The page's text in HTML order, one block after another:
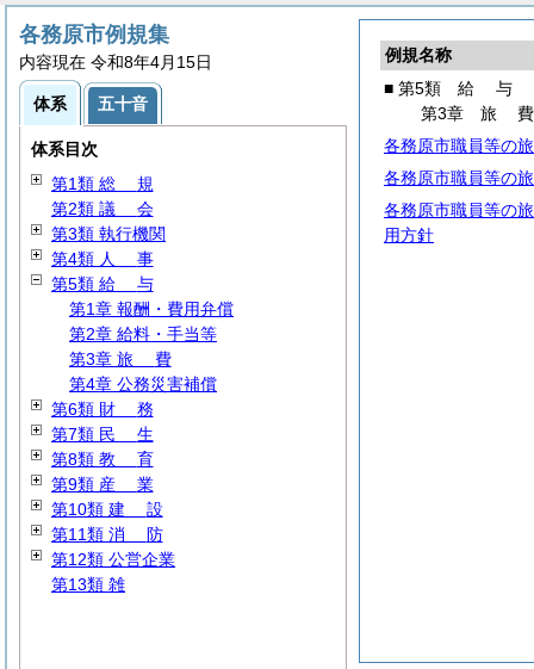
例規名称
■ 第5類 給 与
第3章 旅費
各務原市職員等の
各務原市職員等の
各務原市職員等の
用方針
各務原市例規集
内容現在 令和8年4月15日
体系 五十音
体系目次
第1類 総 規
第2類 議 会
第3類 執行機関
第4類 人 事
第5類 給 与
第1章 報酬・費用弁償
第2章 給料・手当等
第3章 旅 費
第4章 公務災害補償
第6類 財 務
第7類 民 生
第8類 教 育
第9類 産 業
第10類 建 設
第11類 消 防
第12類 公営企業
第13類 雑